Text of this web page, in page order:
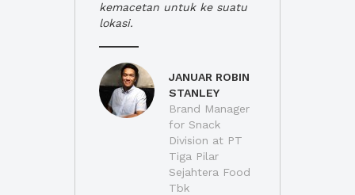
kemacetan untuk ke suatu
lokasi.
JANUAR ROBIN
STANLEY
Brand Manager
for Snack
Division at PT
Tiga Pilar
Sejahtera Food
Tbk